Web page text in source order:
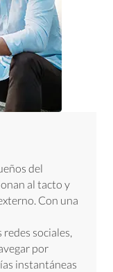
del
al tacto y
Con una
sociales,
por
instantáneas